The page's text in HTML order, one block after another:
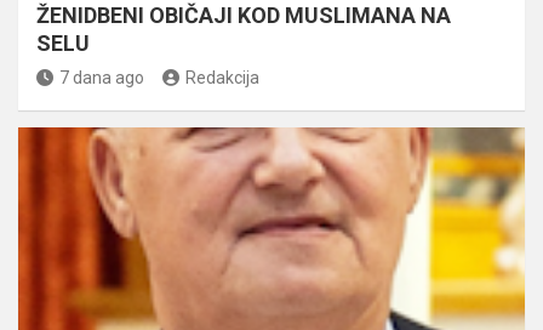
ŽENIDBENI OBIČAJI KOD MUSLIMANA NA
SELU
7 dana ago Redakcija